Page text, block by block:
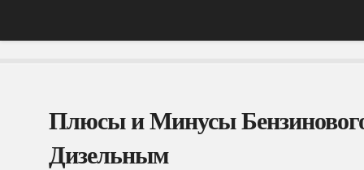
АвтоНовости
Тест-Драйв
Плюсы и Минусы
Дизельным